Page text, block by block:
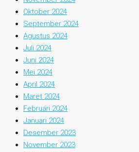
Oktober 2024
September 2024
Agustus 2024
Juli 2024
Juni 2024
Mei 2024
April 2024
Maret 2024
Februari 2024
Januari 2024
Desember 2023
November 2023